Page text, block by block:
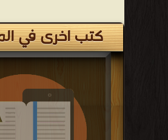
كتب اخرى في